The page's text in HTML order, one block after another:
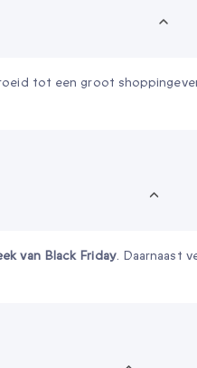
tot een groot
van Black Friday. Daarnaast